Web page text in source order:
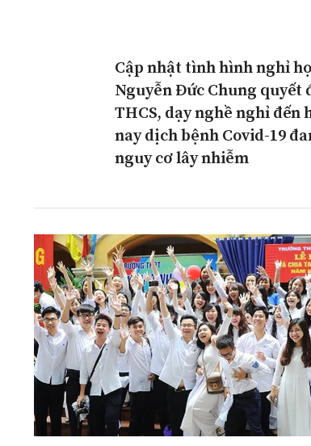
ĐA CHIỀU
Quan điểm
Cập nhật tình hình nghỉ
Nguyễn Đức Chung quyết
THCS, dạy nghề nghỉ đến
nay dịch bệnh Covid-19
nguy cơ lây nhiễm